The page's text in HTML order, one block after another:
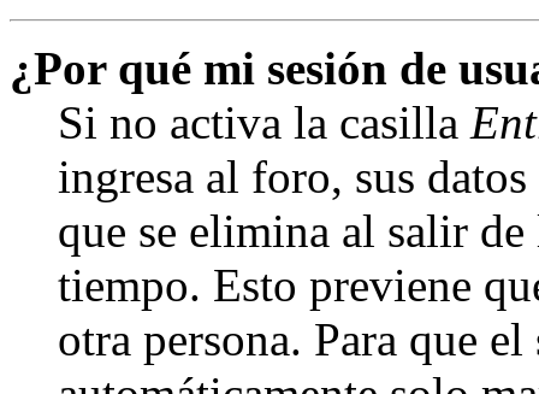
¿Por qué mi sesión de
Si no activa la casilla
ingresa al foro, sus
que se elimina al salir
tiempo. Esto previene
otra persona. Para que